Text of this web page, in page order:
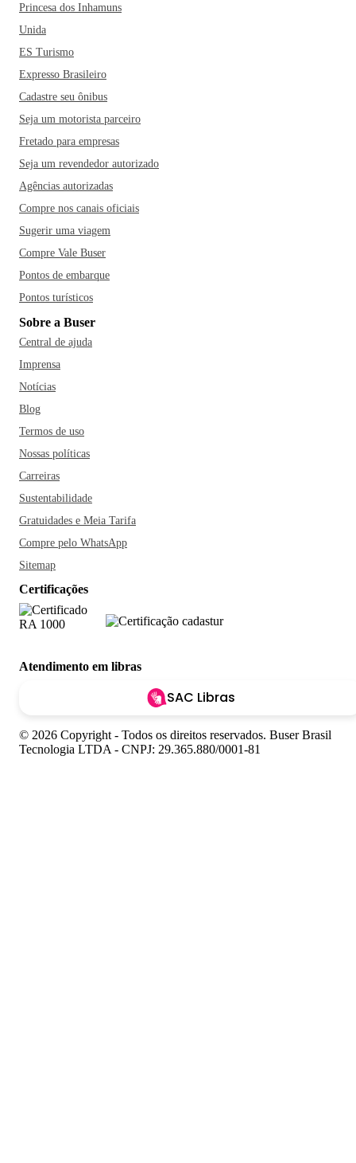
Princesa dos Inhamuns
Unida
ES Turismo
Expresso Brasileiro
Cadastre seu ônibus
Seja um motorista parceiro
Fretado para empresas
Seja um revendedor autorizado
Agências autorizadas
Compre nos canais oficiais
Sugerir uma viagem
Compre Vale Buser
Pontos de embarque
Pontos turísticos
Sobre a Buser
Central de ajuda
Imprensa
Notícias
Blog
Termos de uso
Nossas políticas
Carreiras
Sustentabilidade
Gratuidades e Meia Tarifa
Compre pelo WhatsApp
Sitemap
Certificações
Atendimento em libras
SAC Libras
© 2026 Copyright - Todos os direitos reservados. Buser Brasil
Tecnologia LTDA - CNPJ: 29.365.880/0001-81